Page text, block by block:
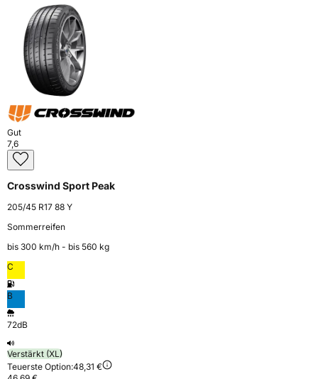
Gut
7,6
Crosswind Sport Peak
205/45 R17 88 Y
Sommerreifen
bis 300 km⁠/⁠h - bis 560 kg
C
B
72dB
Verstärkt (XL)
Teuerste Option:48,31 €